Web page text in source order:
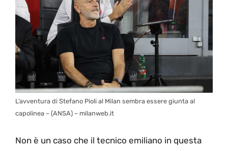
L’avventura di Stefano Pioli al Milan sembra essere giunta al
capolinea – (ANSA) – milanweb.it
Non è un caso che il tecnico emiliano in questa